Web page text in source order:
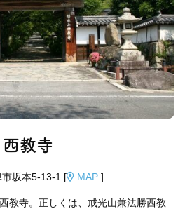
西教寺
坂本5-13-1 [ MAP]
教寺。正しくは、戒光山兼法勝西教